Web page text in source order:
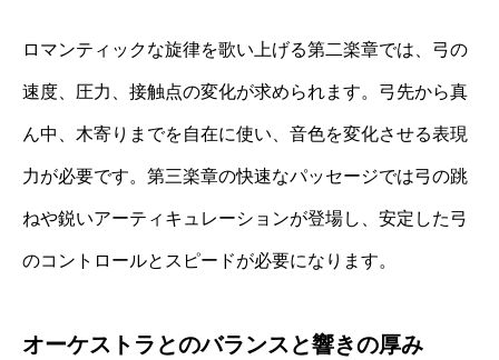
ロマンティックな旋律を歌い上げる第二楽章では、弓の
速度、圧力、接触点の変化が求められます。弓先から真
ん中、木寄りまでを自在に使い、音色を変化させる表現
力が必要です。第三楽章の快速なパッセージでは弓の跳
ねや鋭いアーティキュレーションが登場し、安定した弓
のコントロールとスピードが必要になります。
オーケストラとのバランスと響きの厚み